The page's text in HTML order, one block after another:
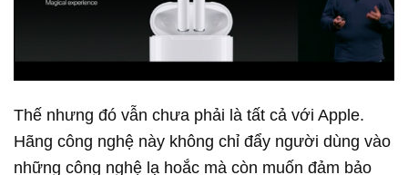
Thế nhưng đó vẫn chưa phải là tất cả với Apple.
Hãng công nghệ này không chỉ đẩy người dùng vào
những công nghệ lạ hoắc mà còn muốn đảm bảo